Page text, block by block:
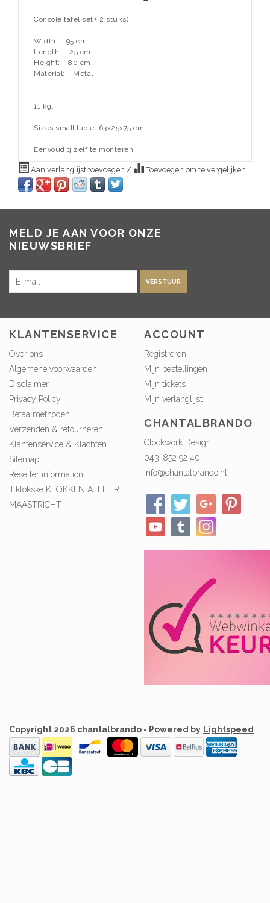
Console tafel set ( 2 stuks)
Width:
95 cm.
Length:
25 cm.
Height:
80 cm.
Material:
Metal
11 kg.
Sizes small table: 63x25x75 cm
Eenvoudig zelf te monteren
Aan verlanglijst toevoegen / Toevoegen om te vergelijken
MELD JE AAN VOOR ONZE
NIEUWSBRIEF
VERSTUUR
KLANTENSERVICE
Over ons
Algemene voorwaarden
Disclaimer
Privacy Policy
Betaalmethoden
Verzenden & retourneren
Klantenservice & Klachten
Sitemap
Reseller information
't klökske KLOKKEN ATELIER
MAASTRICHT
ACCOUNT
Registreren
Mijn bestellingen
Mijn tickets
Mijn verlanglijst
CHANTALBRANDO
Clockwork Design
043-852 92 40
info@chantalbrando.nl
Copyright 2026 chantalbrando - Powered by Lightspeed